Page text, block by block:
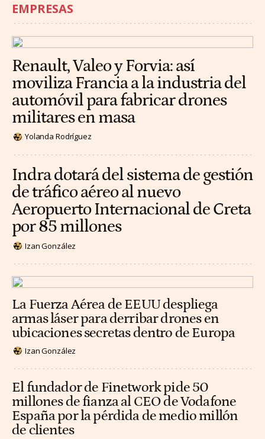
EMPRESAS
Renault, Valeo y Forvia: así
moviliza Francia a la industria del
automóvil para fabricar drones
militares en masa
Yolanda Rodríguez
Indra dotará del sistema de gestión
de tráfico aéreo al nuevo
Aeropuerto Internacional de Creta
por 85 millones
Izan González
La Fuerza Aérea de EEUU despliega
armas láser para derribar drones en
ubicaciones secretas dentro de Europa
Izan González
El fundador de Finetwork pide 50
millones de fianza al CEO de Vodafone
España por la pérdida de medio millón
de clientes